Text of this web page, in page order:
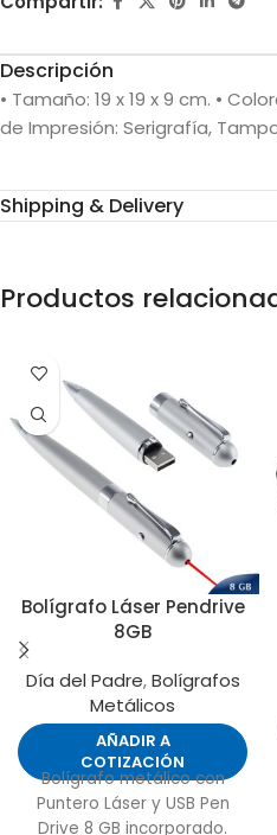
Descripción
• Tamaño: 19 x 19 x 9 cm. •
de Impresión: Serigrafía,
Shipping & Delivery
Productos
Bolígrafo Láser Pendrive
8GB
Día del Padre,Bolígrafos
Metálicos
AÑADIR A
COTIZACIÓN
Bolígrafo metálico con
Puntero Láser y USB Pen
Drive 8 GB incorporado.